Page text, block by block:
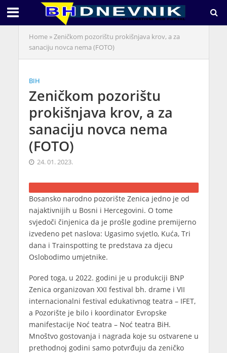
Home»Zeničkom pozorištu prokišnjava krov, a za
sanaciju novca nema (FOTO)
BIH
Zeničkom pozorištu
prokišnjava krov, a za
sanaciju novca nema
(FOTO)
24. 01. 2023.
Bosansko narodno pozorište Zenica jedno je od
najaktivnijih u Bosni i Hercegovini. O tome
svjedoči činjenica da je prošle godine premijerno
izvedeno pet naslova: Ugasimo svjetlo, Kuća, Tri
dana i Trainspotting te predstava za djecu
Oslobodimo umjetnike.
Pored toga, u 2022. godini je u produkciji BNP
Zenica organizovan XXI festival bh. drame i VII
internacionalni festival edukativnog teatra – IFET,
a Pozorište je bilo i koordinator Evropske
manifestacije Noć teatra – Noć teatra BiH.
Mnoštvo gostovanja i nagrada koje su ostvarene u
prethodnoj godini samo potvrđuju da zeničko